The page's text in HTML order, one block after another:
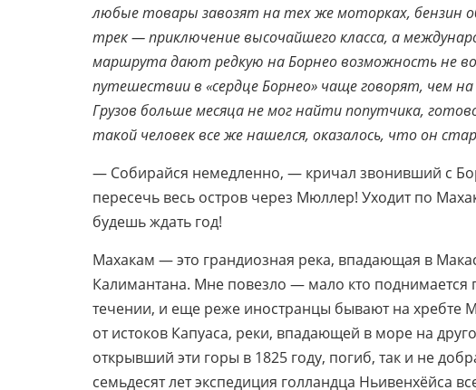
любые товары завозят на тех же моторках, бензин
трек — приключение высочайшего класса, а
маршрута дают редкую на Борнео возможность не
путешествии в «сердце Борнео» чаще говорят, чем
Грузов больше месяца не мог найти попутчика,
такой человек все же нашелся, оказалось, что он
— Собирайся немедленно, — кричал звонивший с
пересечь весь остров через Мюллер! Уходит по
будешь ждать год!
Махакам — это грандиозная река, впадающая в
Калимантана. Мне повезло — мало кто
течении, и еще реже иностранцы бывают на хребте
от истоков Капуаса, реки, впадающей в море на
открывший эти горы в 1825 году, погиб, так и не
семьдесят лет экспедиция голландца Ньивенхёйса